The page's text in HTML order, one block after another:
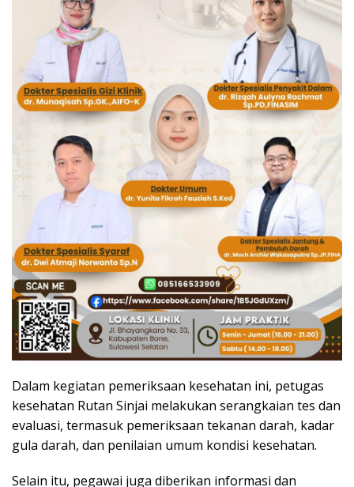
Dalam kegiatan pemeriksaan kesehatan ini, petugas
kesehatan Rutan Sinjai melakukan serangkaian tes dan
evaluasi, termasuk pemeriksaan tekanan darah, kadar
gula darah, dan penilaian umum kondisi kesehatan.
Selain itu, pegawai juga diberikan informasi dan